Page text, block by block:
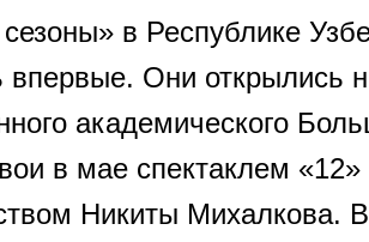
в Республике
впервые. Они открылись
академического
в мае спектаклем «12»
Никиты Михалкова.